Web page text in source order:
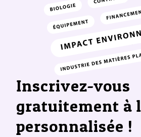
Inscrivez-vous
gratuitement à
personnalisée !